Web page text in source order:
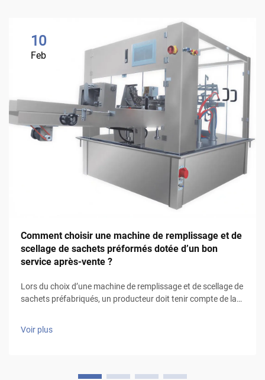
10
Feb
Comment choisir une machine de remplissage et de
scellage de sachets préformés dotée d’un bon
service après-vente ?
Lors du choix d’une machine de remplissage et de scellage de
sachets préfabriqués, un producteur doit tenir compte de la
qui nécessitent des sachets étanches et un bon mécanisme
Voir plus